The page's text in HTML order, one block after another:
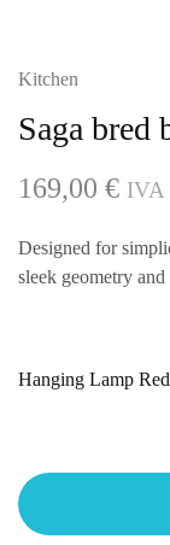
Kitchen
Saga bred
169,00 € IVA
Designed for
sleek geometry
Hanging Lamp Red